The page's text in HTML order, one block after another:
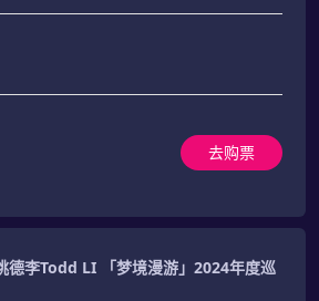
去购票
德李Todd LI 「梦境漫游」2024年度巡